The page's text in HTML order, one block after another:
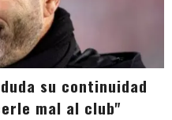
su continuidad
mal al club"